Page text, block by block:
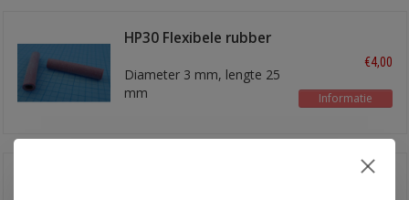
HP30 Flexibele rubber
Diameter 3 mm, lengte 25
mm
€4,00
Informatie